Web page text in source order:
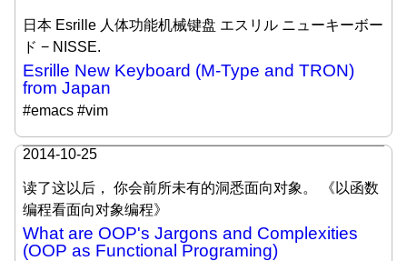
日本 Esrille 人体功能机械键盘 エスリル ニューキーボー
ド − NISSE.
Esrille New Keyboard (M-Type and TRON)
from Japan
#emacs #vim
2014-10-25
读了这以后， 你会前所未有的洞悉面向对象。 《以函数
编程看面向对象编程》
What are OOP's Jargons and Complexities
(OOP as Functional Programing)